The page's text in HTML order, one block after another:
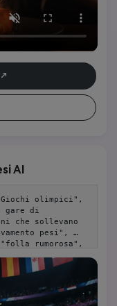
AI
olimpici",
gare di
che sollevano
pesi",
rumorosa",
"Felice,